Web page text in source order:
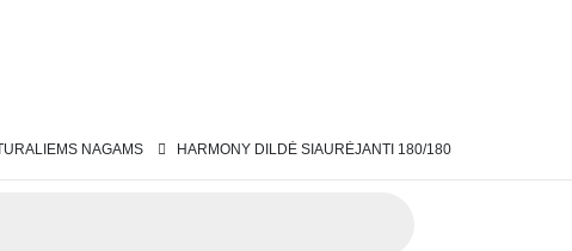
NAGAMS HARMONY DILDĖ SIAURĖJANTI 180/180